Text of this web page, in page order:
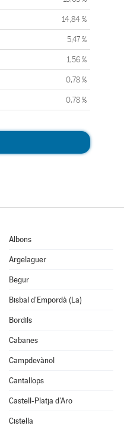
14,84 %
5,47 %
1,56 %
0,78 %
0,78 %
Albons
Argelaguer
Begur
Bisbal d'Empordà (La)
Bordils
Cabanes
Campdevànol
Cantallops
Castell-Platja d'Aro
Cistella